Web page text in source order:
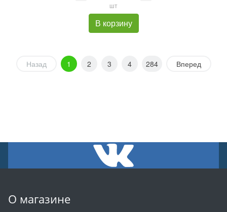
шт
В корзину
Назад 1 2 3 4 284 Вперед
О магазине